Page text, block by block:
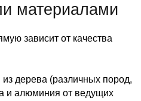
материалами
зависит от качества
дерева (различных пород,
и алюминия от ведущих